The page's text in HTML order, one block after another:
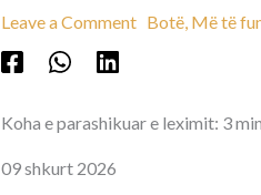
Leave a Comment Botë, Më të
Koha e parashikuar e leximit: 3
09 shkurt 2026